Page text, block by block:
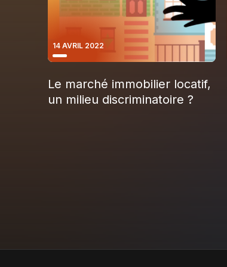
14 AVRIL 2022
Le marché immobilier locatif,
un milieu discriminatoire ?